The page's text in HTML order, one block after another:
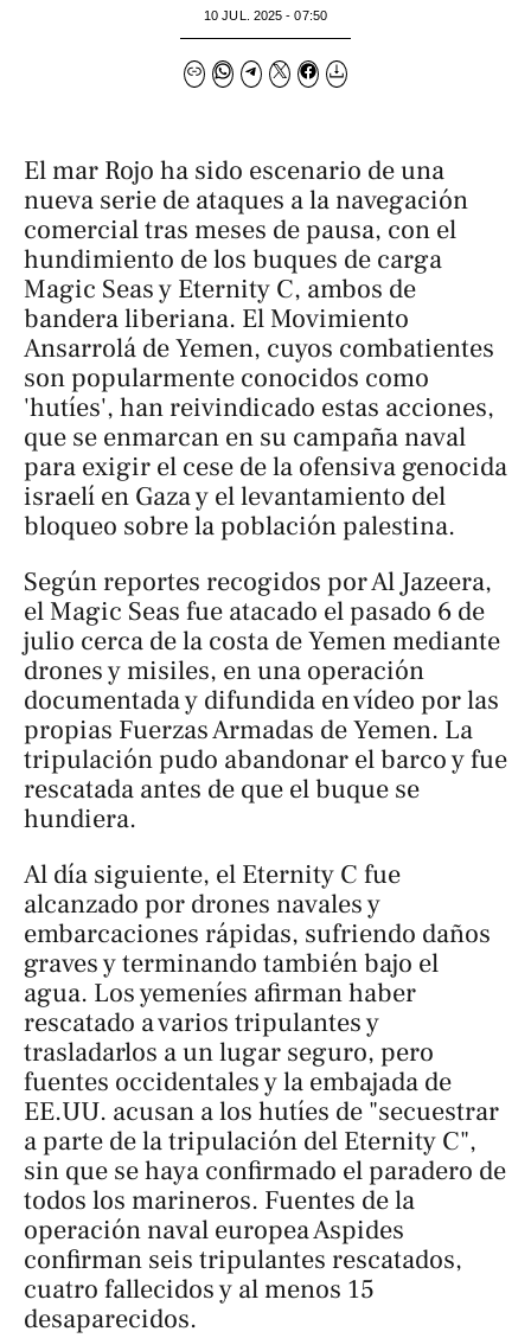
10 JUL. 2025 - 07:50
El mar Rojo ha sido escenario de una
nueva serie de ataques a la navegación
comercial tras meses de pausa, con el
hundimiento de los buques de carga
Magic Seas y Eternity C, ambos de
bandera liberiana. El Movimiento
Ansarrolá de Yemen, cuyos combatientes
son popularmente conocidos como
'hutíes', han reivindicado estas acciones,
que se enmarcan en su campaña naval
para exigir el cese de la ofensiva genocida
israelí en Gaza y el levantamiento del
bloqueo sobre la población palestina.
Según reportes recogidos por Al Jazeera,
el Magic Seas fue atacado el pasado 6 de
julio cerca de la costa de Yemen mediante
drones y misiles, en una operación
documentada y difundida en vídeo por las
propias Fuerzas Armadas de Yemen. La
tripulación pudo abandonar el barco y fue
rescatada antes de que el buque se
hundiera.
Al día siguiente, el Eternity C fue
alcanzado por drones navales y
embarcaciones rápidas, sufriendo daños
graves y terminando también bajo el
agua. Los yemeníes afirman haber
rescatado a varios tripulantes y
trasladarlos a un lugar seguro, pero
fuentes occidentales y la embajada de
EE.UU. acusan a los hutíes de "secuestrar
a parte de la tripulación del Eternity C",
sin que se haya confirmado el paradero de
todos los marineros. Fuentes de la
operación naval europea Aspides
confirman seis tripulantes rescatados,
cuatro fallecidos y al menos 15
desaparecidos.